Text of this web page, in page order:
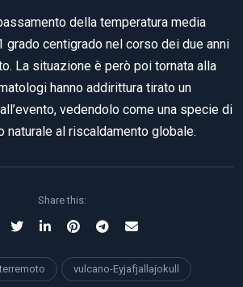
della temperatura media
grado centigrado nel corso dei due anni
La situazione è però poi tornata alla
hanno addirittura tirato un
vedendolo come una specie di
naturale al riscaldamento globale.
Share this:
vulcano-Eyjafjallajokull